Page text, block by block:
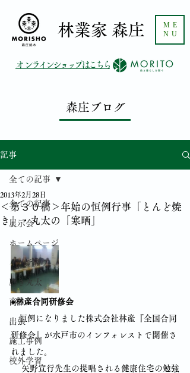
​林業家 森庄
​オンラインショップはこちら
ME
NU
森庄ブログ
記事
全ての記事
展示会
ホームページ
インテリア
磨き丸太
商社
出張
施工事例
校外学習
全ての記事
＜第３０稿＞年始の恒例行事「とんど焼
き」・丸太の「寒晒」
2013年2月28日
●林産合同研修会
恒例になりました株式会社林産『全国合同
研修会』が水戸市のインフォレストで開催さ
れました。
矢野宣行先生の提唱される健康住宅の勉強